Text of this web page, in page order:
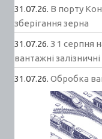
31.07.26. В порту
зберігання зерна
31.07.26. З 1 серпня
вантажні
31.07.26. Обробка